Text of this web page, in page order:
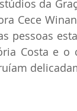
da
Cece
pessoas
Costa e